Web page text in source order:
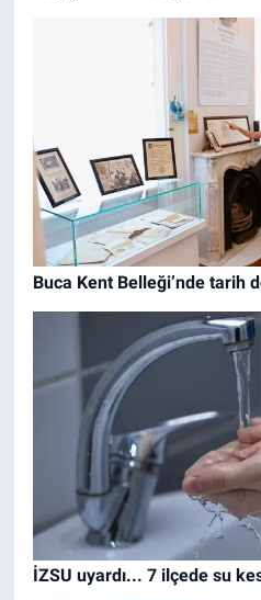
Buca Kent Belleği’nde tarih
İZSU uyardı... 7 ilçede su